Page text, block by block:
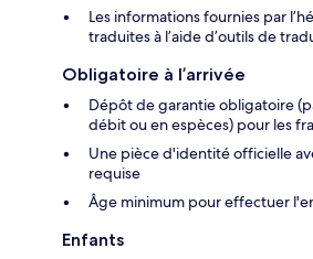
Les informations fournies par
traduites à l’aide d’outils de
Obligatoire à l’arrivée
Dépôt de garantie obligatoire
débit ou en espèces) pour les
Une pièce d'identité officielle
requise
Âge minimum pour effectuer
Enfants